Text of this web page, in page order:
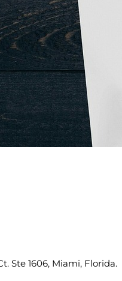
Ste 1606, Miami, Florida.